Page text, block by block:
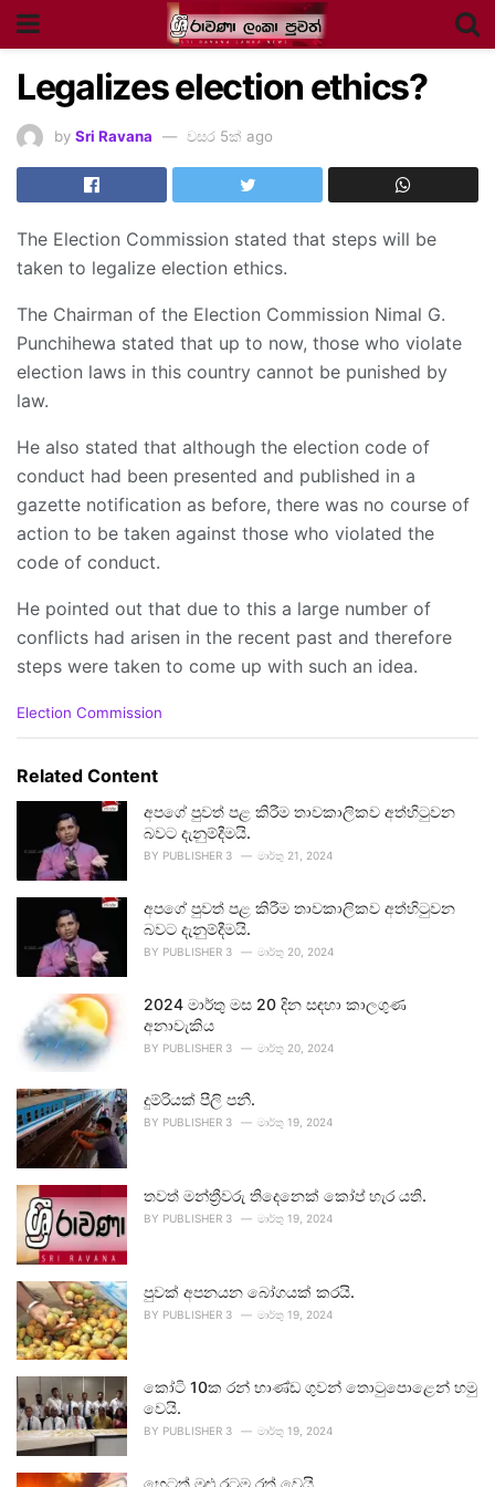
Legalizes election ethics?
by Sri Ravana වසර 5ක් ago
The Election Commission stated that steps will be
taken to legalize election ethics.
The Chairman of the Election Commission Nimal G.
Punchihewa stated that up to now, those who violate
election laws in this country cannot be punished by
law.
He also stated that although the election code of
conduct had been presented and published in a
gazette notification as before, there was no course of
action to be taken against those who violated the
code of conduct.
He pointed out that due to this a large number of
conflicts had arisen in the recent past and therefore
steps were taken to come up with such an idea.
C
e
Election Commission
Related Content
අපගේ පුවත් පළ කිරීම තාවකාලිකව අත්හිටුවන
බවට දැනුම්දීමයි.
BY PUBLISHER 3 මාර්තු 21, 2024
අපගේ පුවත් පළ කිරීම තාවකාලිකව අත්හිටුවන
බවට දැනුම්දීමයි.
BY PUBLISHER 3 මාර්තු 20, 2024
2024 මාර්තු මස 20 දින සඳහා කාලගුණ
අනාවැකිය
BY PUBLISHER 3 මාර්තු 20, 2024
දුම්රියක් පීලි පනී.
BY PUBLISHER 3 මාර්තු 19, 2024
තවත් මන්ත්‍රීවරු තිදෙනෙක් කෝප් හැර යති.
BY PUBLISHER 3 මාර්තු 19, 2024
පුවක් අපනයන බෝගයක් කරයි.
BY PUBLISHER 3 මාර්තු 19, 2024
කෝටි 10ක රන් භාණ්ඩ ගුවන් තොටුපොළෙන් හමු
වෙයි.
BY PUBLISHER 3 මාර්තු 19, 2024
හෙටත් මුළු රටම රත් වෙයි.